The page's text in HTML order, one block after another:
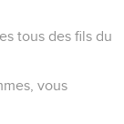
tous des fils du
vous